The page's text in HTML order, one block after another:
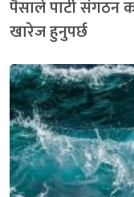
पैसाले पार्टी संगठन
खारेज हुनुपर्छ